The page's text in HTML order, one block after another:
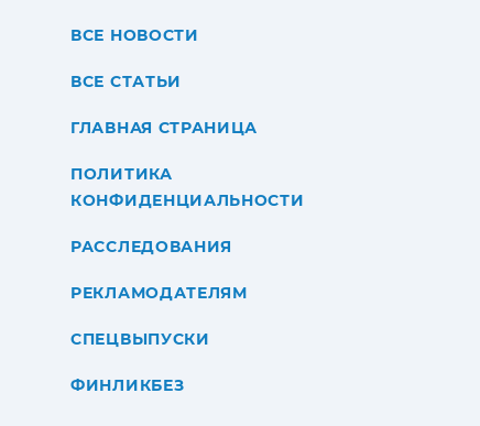
ВСЕ НОВОСТИ
ВСЕ СТАТЬИ
ГЛАВНАЯ СТРАНИЦА
ПОЛИТИКА
КОНФИДЕНЦИАЛЬНОСТИ
РАССЛЕДОВАНИЯ
РЕКЛАМОДАТЕЛЯМ
СПЕЦВЫПУСКИ
ФИНЛИКБЕЗ